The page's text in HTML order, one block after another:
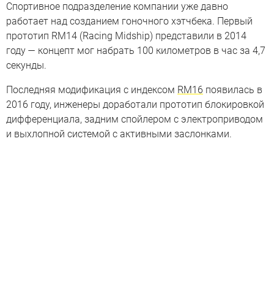
Спортивное подразделение компании уже давно
работает над созданием гоночного хэтчбека. Первый
прототип RM14 (Racing Midship) представили в 2014
году — концепт мог набрать 100 километров в час за 4,7
секунды.
Последняя модификация с индексом RM16 появилась в
2016 году, инженеры доработали прототип блокировкой
дифференциала, задним спойлером с электроприводом
и выхлопной системой с активными заслонками.